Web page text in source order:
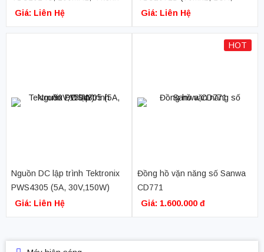
Giá: Liên Hệ
1GS/s)
Giá: Liên Hệ
Nguồn DC lập trình Tektronix
PWS4305 (5A, 30V,150W)
Giá: Liên Hệ
Đồng hồ vặn năng số Sanwa
CD771
Giá: 1.600.000 đ
HOT